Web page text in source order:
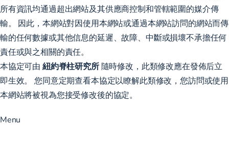
所有資訊均通過超出網站及其供應商控制和管轄範圍的媒介傳
輸。 因此，本網站對因使用本網站或通過本網站訪問的網站而傳
輸的任何數據或其他信息的延遲、故障、中斷或損壞不承擔任何
責任或與之相關的責任。
本協定可由 紐約脊柱研究所隨時修改，此類修改應在發佈后立
即生效。 您同意定期查看本協定以瞭解此類修改，您訪問或使用
本網站將被視為您接受修改後的協定。
Menu